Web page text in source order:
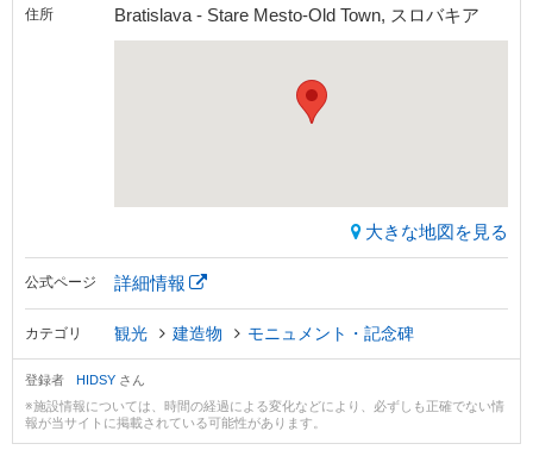
住所 Bratislava - Stare Mesto-Old Town, スロバキア
大きな地図を見る
公式ページ 詳細情報
カテゴリ 観光 建造物 モニュメント・記念碑
登録者 HIDSY さん
※施設情報については、時間の経過による変化などにより、必ずしも正確でない情
報が当サイトに掲載されている可能性があります。